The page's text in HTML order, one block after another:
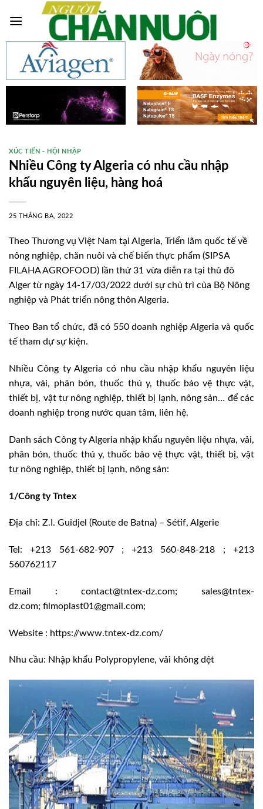
XÚC TIẾN - HỘI NHẬP
Nhiều Công ty Algeria có nhu cầu nhập
khẩu nguyên liệu, hàng hoá
25 THÁNG BA, 2022
Theo Thương vụ Việt Nam tại Algeria, Triển lãm quốc tế về
nông nghiệp, chăn nuôi và chế biến thực phẩm (SIPSA
FILAHA AGROFOOD) lần thứ 31 vừa diễn ra tại thủ đô
Alger từ ngày 14-17/03/2022 dưới sự chủ trì của Bộ Nông
nghiệp và Phát triển nông thôn Algeria.
Theo Ban tổ chức, đã có 550 doanh nghiệp Algeria và quốc
tế tham dự sự kiện.
Nhiều Công ty Algeria có nhu cầu nhập khẩu nguyên liệu
nhựa, vải, phân bón, thuốc thú y, thuốc bảo vệ thực vật,
thiết bị, vật tư nông nghiệp, thiết bị lạnh, nông sản… để các
doanh nghiệp trong nước quan tâm, liên hệ.
Danh sách Công ty Algeria nhập khẩu nguyên liệu nhựa, vải,
phân bón, thuốc thú y, thuốc bảo vệ thực vật, thiết bị, vật
tư nông nghiệp, thiết bị lạnh, nông sản:
1/Công ty Tntex
Địa chỉ: Z.I. Guidjel (Route de Batna) – Sétif, Algerie
Tel: +213 561-682-907 ; +213 560-848-218 ; +213
560762117
Email : contact@tntex-dz.com; sales@tntex-
dz.com; filmoplast01@gmail.com;
Website : https://www.tntex-dz.com/
Nhu cầu: Nhập khẩu Polypropylene, vải không dệt